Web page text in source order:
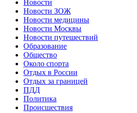
Новости
Новости ЗОЖ
Новости медицины
Новости Москвы
Новости путешествий
Образование
Общество
Около спорта
Отдых в России
Отдых за границей
ПДД
Политика
Происшествия